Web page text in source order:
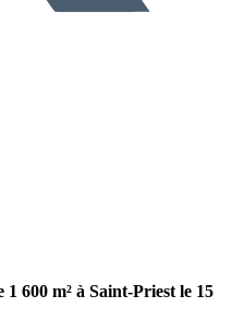
600 m² à Saint-Priest le 15